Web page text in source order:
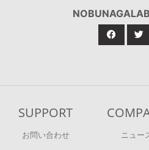
SUPPORT
お問い合わせ
ニュー